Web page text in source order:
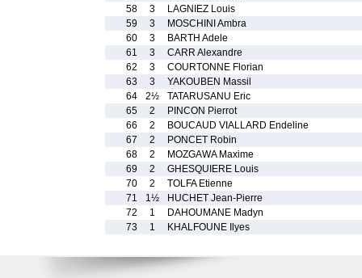
58
3
LAGNIEZ Louis
59
3
MOSCHINI Ambra
60
3
BARTH Adele
61
3
CARR Alexandre
62
3
COURTONNE Florian
63
3
YAKOUBEN Massil
64
2½
TATARUSANU Eric
65
2
PINCON Pierrot
66
2
BOUCAUD VIALLARD Endeline
67
2
PONCET Robin
68
2
MOZGAWA Maxime
69
2
GHESQUIERE Louis
70
2
TOLFA Etienne
71
1½
HUCHET Jean-Pierre
72
1
DAHOUMANE Madyn
73
1 KHALFOUNE Ilyes